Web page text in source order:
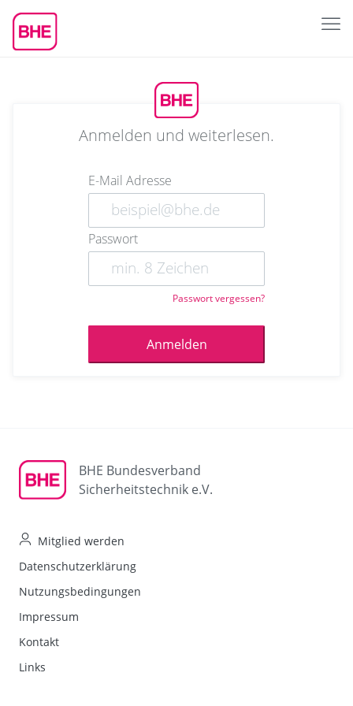
Anmelden und weiterlesen.
E-Mail Adresse
Passwort
Passwort vergessen?
Anmelden
BHE Bundesverband
Sicherheitstechnik e.V.
Mitglied werden
Datenschutzerklärung
Nutzungsbedingungen
Impressum
Kontakt
Links